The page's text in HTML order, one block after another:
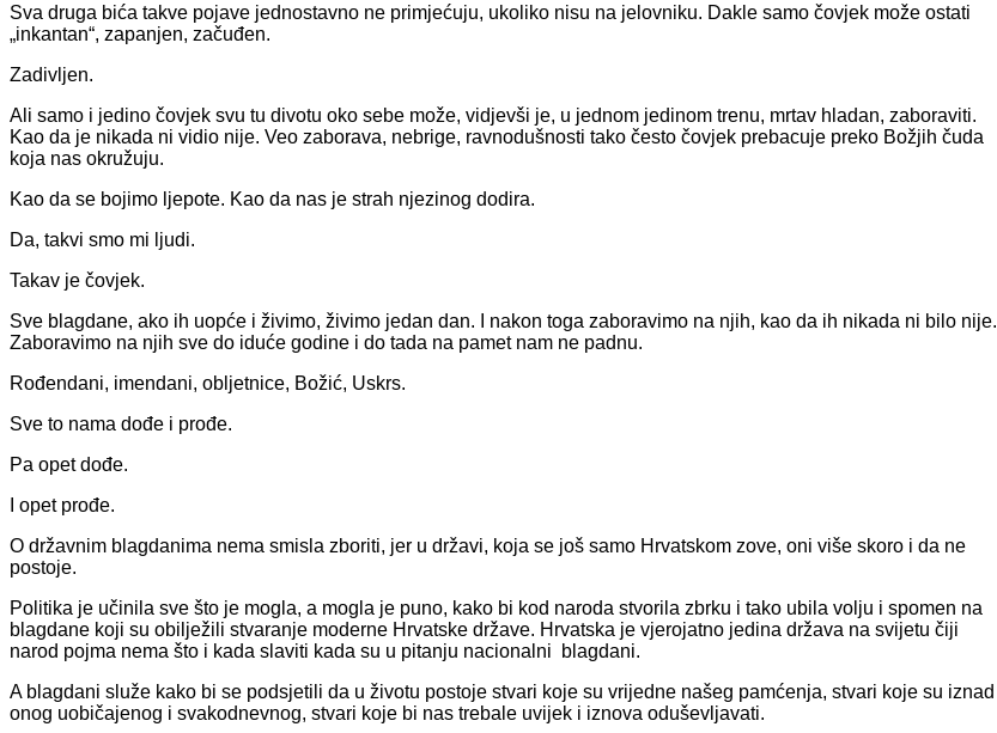
Sva druga bića takve pojave jednostavno ne primjećuju, ukoliko nisu na jelovniku. Dakle samo čovjek može ostati
„inkantan“, zapanjen, začuđen.
Zadivljen.
Ali samo i jedino čovjek svu tu divotu oko sebe može, vidjevši je, u jednom jedinom trenu, mrtav hladan, zaboraviti.
Kao da je nikada ni vidio nije. Veo zaborava, nebrige, ravnodušnosti tako često čovjek prebacuje preko Božjih čuda
koja nas okružuju.
Kao da se bojimo ljepote. Kao da nas je strah njezinog dodira.
Da, takvi smo mi ljudi.
Takav je čovjek.
Sve blagdane, ako ih uopće i živimo, živimo jedan dan. I nakon toga zaboravimo na njih, kao da ih nikada ni bilo nije.
Zaboravimo na njih sve do iduće godine i do tada na pamet nam ne padnu.
Rođendani, imendani, obljetnice, Božić, Uskrs.
Sve to nama dođe i prođe.
Pa opet dođe.
I opet prođe.
O državnim blagdanima nema smisla zboriti, jer u državi, koja se još samo Hrvatskom zove, oni više skoro i da ne
postoje.
Politika je učinila sve što je mogla, a mogla je puno, kako bi kod naroda stvorila zbrku i tako ubila volju i spomen na
blagdane koji su obilježili stvaranje moderne Hrvatske države. Hrvatska je vjerojatno jedina država na svijetu čiji
narod pojma nema što i kada slaviti kada su u pitanju nacionalni blagdani.
A blagdani služe kako bi se podsjetili da u životu postoje stvari koje su vrijedne našeg pamćenja, stvari koje su iznad
onog uobičajenog i svakodnevnog, stvari koje bi nas trebale uvijek i iznova oduševljavati.